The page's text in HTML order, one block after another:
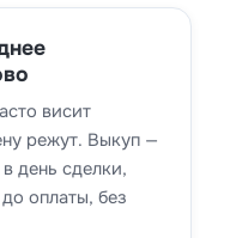
висит
режут. Выкуп —
день сделки,
оплаты, без